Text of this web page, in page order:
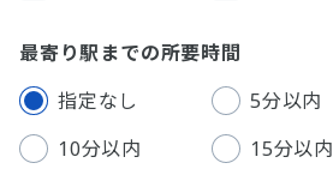
最寄り駅までの所要時間
指定なし
5分以内
10分以内
15分以内